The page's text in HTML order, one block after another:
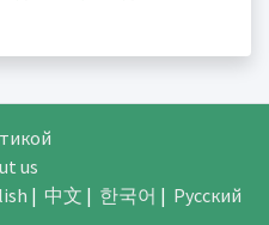
us
| 中文 | 한국어 | Русский